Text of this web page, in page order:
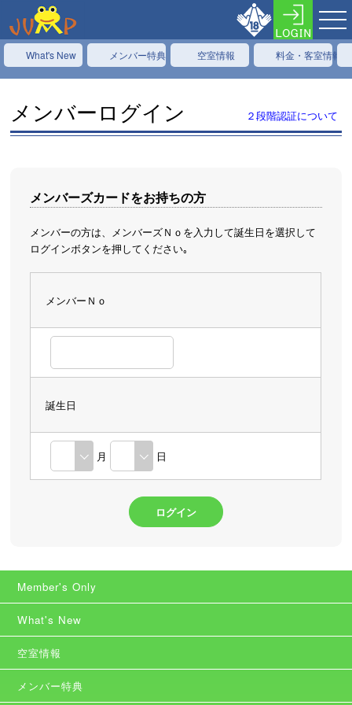
What's New メンバー特典 空室情報 料金・客室情報
メンバーログイン ２段階認証について
メンバーズカードをお持ちの方
メンバーの方は、メンバーズＮｏを入力して誕生日を選択して
ログインボタンを押してください｡
メンバーＮｏ
誕生日
月 日
Member's Only
What's New
空室情報
メンバー特典